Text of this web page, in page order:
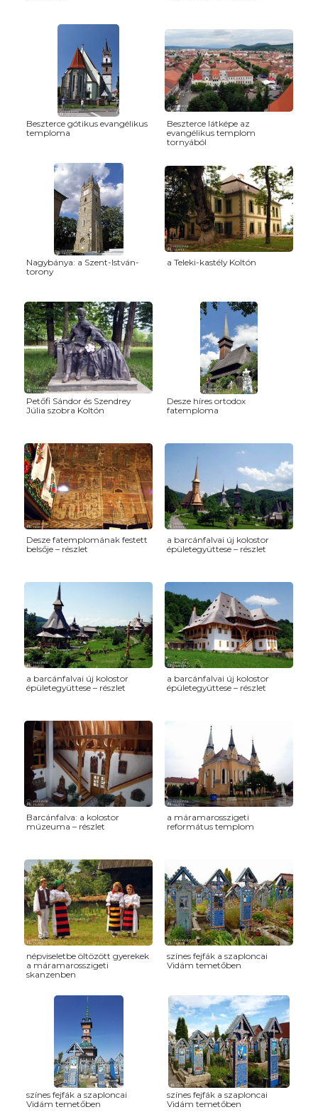
Beszterce gótikus evangélikus
temploma
Beszterce látképe az
evangélikus templom
tornyából
Nagybánya: a Szent-István-
torony
a Teleki-kastély Koltón
Petőfi Sándor és Szendrey
Júlia szobra Koltón
Desze híres ortodox
fatemploma
Desze fatemplomának festett
belsője – részlet
a barcánfalvai új kolostor
épületegyüttese – részlet
a barcánfalvai új kolostor
épületegyüttese – részlet
a barcánfalvai új kolostor
épületegyüttese – részlet
Barcánfalva: a kolostor
múzeuma – részlet
a máramarosszigeti
református templom
népviseletbe öltözött gyerekek
a máramarosszigeti
skanzenben
színes fejfák a szaploncai
Vidám temetőben
színes fejfák a szaploncai
Vidám temetőben
színes fejfák a szaploncai
Vidám temetőben